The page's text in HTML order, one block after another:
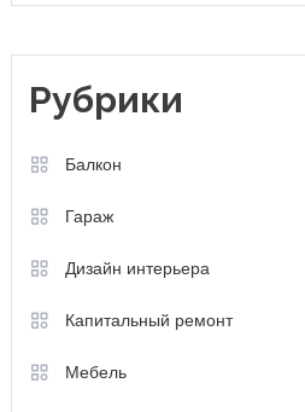
Рубрики
Балкон
Гараж
Дизайн интерьера
Капитальный ремонт
Мебель